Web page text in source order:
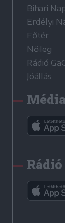
Bihari
Erdélyi
Főtér
Nőileg
Rádió
Jóállás